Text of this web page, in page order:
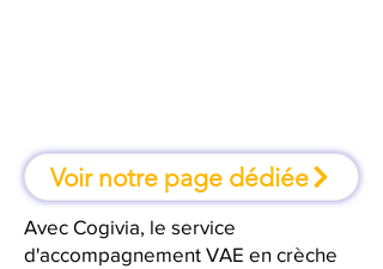
Voir notre page dédiée
Avec Cogivia, le service
d'accompagnement VAE en crèche